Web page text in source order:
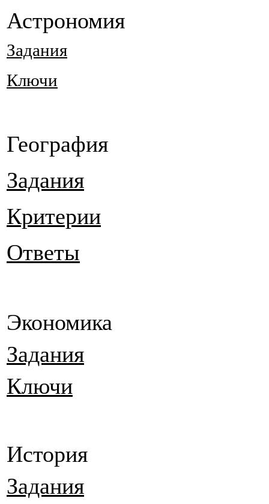
Астрономия
Задания
Ключи
География
Задания
Критерии
Ответы
Экономика
Задания
Ключи
История
Задания